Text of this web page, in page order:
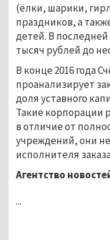
(ёлки, шарики,
праздников, а
детей. В
тысяч рублей до
В конце 2016 года
проанализирует
доля уставного
Такие корпорации
в отличие от
учреждений, они
исполнителя
Агентство
...